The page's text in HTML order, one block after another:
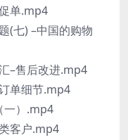
单.mp4
(七) –中国的购物
–售后改进.mp4
单细节.mp4
一）.mp4
客户.mp4